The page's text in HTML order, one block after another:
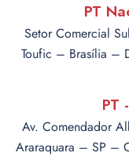
PT
Setor Comercial
Toufic – Brasília –
PT
Av. Comendador
Araraquara – SP –